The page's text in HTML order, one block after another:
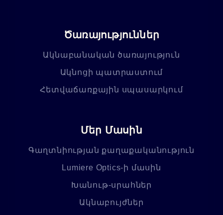
Ծառայություններ
Ակնաբանական ծառայություն
Ակնոցի պատրաստում
Հետվաճառքային սպասարկում
Մեր Մասին
Գաղտնիության քաղաքականություն
Lumiere Optics-ի մասին
Խանութ-սրահներ
Ակնաբույժներ